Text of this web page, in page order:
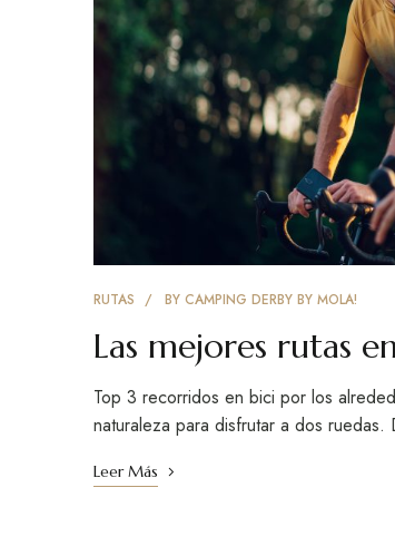
RUTAS BY CAMPING DERBY BY MOLA!
Las mejores rutas
Top 3 recorridos en bici por los
naturaleza para disfrutar a dos
Leer Más